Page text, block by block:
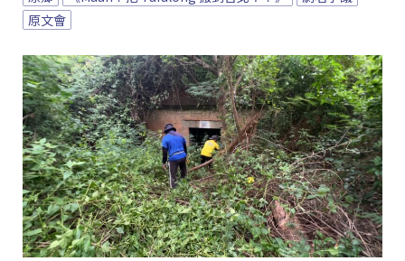
原文會